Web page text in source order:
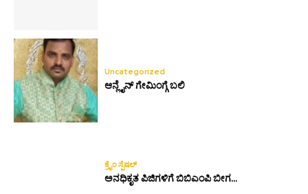
Uncategorized
ಆನ್ಲೈನ್ ಗೇಮಿಂಗ್ಗೆ ಬಲಿ
ಕ್ರೈಂ ಸ್ಪೆಷಲ್
ಅನಧಿಕೃತ ಪಿಜಿಗಳಿಗೆ ಬಿಬಿಎಂಪಿ ಬೀಗ…